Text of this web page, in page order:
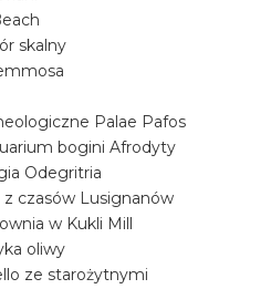
skalny
Palae Pafos
bogini Afrodyty
Odegritria
czasów Lusignanów
w Kukli Mill
oliwy
ze starożytnymi